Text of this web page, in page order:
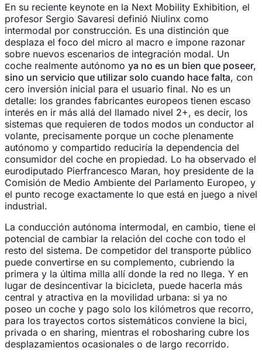
En su reciente keynote en la Next Mobility Exhibition, el
profesor Sergio Savaresi definió Niulinx como
intermodal por construcción. Es una distinción que
desplaza el foco del micro al macro e impone razonar
sobre nuevos escenarios de integración modal. Un
coche realmente autónomo ya no es un bien que poseer,
sino un servicio que utilizar solo cuando hace falta, con
cero inversión inicial para el usuario final. No es un
detalle: los grandes fabricantes europeos tienen escaso
interés en ir más allá del llamado nivel 2+, es decir, los
sistemas que requieren de todos modos un conductor al
volante, precisamente porque un coche plenamente
autónomo y compartido reduciría la dependencia del
consumidor del coche en propiedad. Lo ha observado el
eurodiputado Pierfrancesco Maran, hoy presidente de la
Comisión de Medio Ambiente del Parlamento Europeo, y
el punto recoge exactamente lo que está en juego a nivel
industrial.
La conducción autónoma intermodal, en cambio, tiene el
potencial de cambiar la relación del coche con todo el
resto del sistema. De competidor del transporte público
puede convertirse en su complemento, cubriendo la
primera y la última milla allí donde la red no llega. Y en
lugar de desincentivar la bicicleta, puede hacerla más
central y atractiva en la movilidad urbana: si ya no
poseo un coche y pago solo los kilómetros que recorro,
para los trayectos cortos sistemáticos conviene la bici,
privada o en sharing, mientras el robosharing cubre los
desplazamientos ocasionales o de largo recorrido.